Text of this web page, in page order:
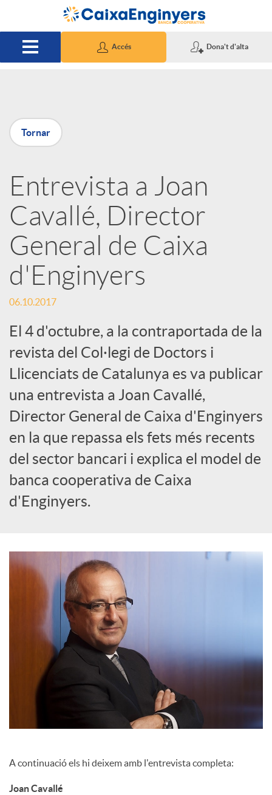
Salta al contingut principal
Accés Dona't d'alta
P
u
b
l
i
c
a
d
o
r
d
c
i
n
Tornar
Entrevista a Joan
Cavallé, Director
General de Caixa
d'Enginyers
06.10.2017
El 4 d'octubre, a la contraportada de la
revista del Col·legi de Doctors i
Llicenciats de Catalunya es va publicar
una entrevista a Joan Cavallé,
Director General de Caixa d'Enginyers
en la que repassa els fets més recents
del sector bancari i explica el model de
banca cooperativa de Caixa
d'Enginyers.
A continuació els hi deixem amb l'entrevista completa:
Joan Cavallé